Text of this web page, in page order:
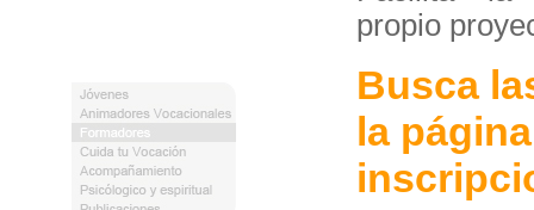
propio
Busca
la